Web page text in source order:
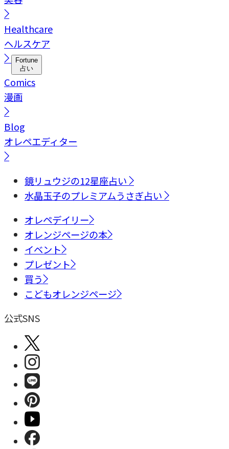
Healthcare
ヘルスケア
Fortune
占い
Comics
漫画
Blog
オレペエディター
鏡リュウジの12星座占い
水晶玉子のプレミアムうさぎ占い
オレペデイリー
オレンジページの本
イベント
プレゼント
買う
こどもオレンジページ
公式SNS